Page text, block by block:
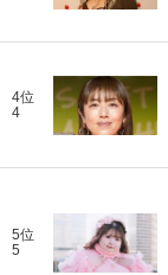
4位
4
5位
5